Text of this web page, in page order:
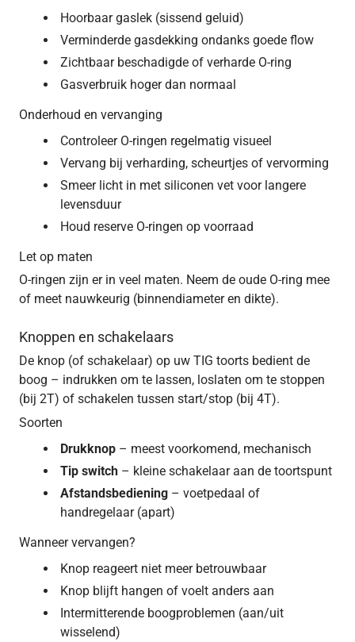
Hoorbaar gaslek (sissend geluid)
Verminderde gasdekking ondanks goede flow
Zichtbaar beschadigde of verharde O-ring
Gasverbruik hoger dan normaal
Onderhoud en vervanging
Controleer O-ringen regelmatig visueel
Vervang bij verharding, scheurtjes of vervorming
Smeer licht in met siliconen vet voor langere
levensduur
Houd reserve O-ringen op voorraad
Let op maten
O-ringen zijn er in veel maten. Neem de oude O-ring mee
of meet nauwkeurig (binnendiameter en dikte).
Knoppen en schakelaars
De knop (of schakelaar) op uw TIG toorts bedient de
boog – indrukken om te lassen, loslaten om te stoppen
(bij 2T) of schakelen tussen start/stop (bij 4T).
Soorten
Drukknop – meest voorkomend, mechanisch
Tip switch – kleine schakelaar aan de toortspunt
Afstandsbediening – voetpedaal of
handregelaar (apart)
Wanneer vervangen?
Knop reageert niet meer betrouwbaar
Knop blijft hangen of voelt anders aan
Intermitterende boogproblemen (aan/uit
wisselend)